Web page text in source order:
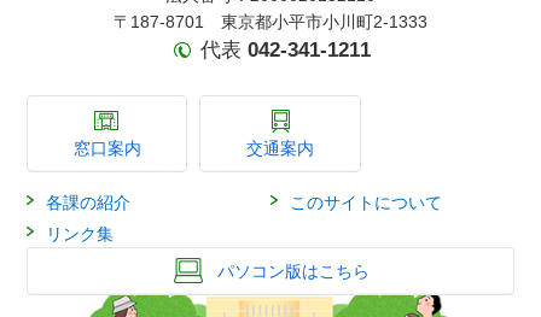
〒187-8701 東京都小平市小川町2-1333
代表 042-341-1211
窓口案内 交通案内
各課の紹介
このサイトについて
リンク集
パソコン版はこちら